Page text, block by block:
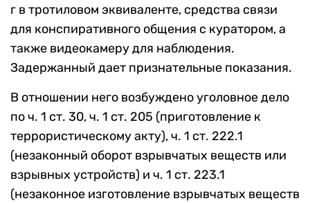
г в тротиловом эквиваленте, средства связи
для конспиративного общения с куратором, а
также видеокамеру для наблюдения.
Задержанный дает признательные показания.
В отношении него возбуждено уголовное дело
по ч. 1 ст. 30, ч. 1 ст. 205 (приготовление к
террористическому акту), ч. 1 ст. 222.1
(незаконный оборот взрывчатых веществ или
взрывных устройств) и ч. 1 ст. 223.1
(незаконное изготовление взрывчатых веществ